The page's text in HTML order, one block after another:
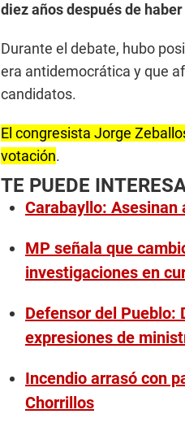
diez años después de
Durante el debate, hubo
era antidemocrática y que
candidatos.
El congresista Jorge
votación.
TE PUEDE
Carabayllo: Asesinan
MP señala que
investigaciones en
Defensor del Pueblo:
expresiones de
Incendio arrasó con
Chorrillos